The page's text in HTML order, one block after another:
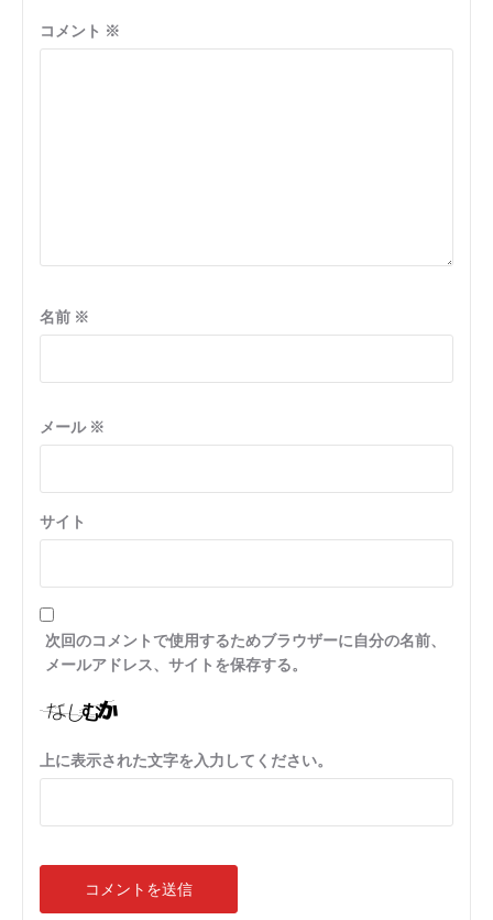
コメント ※
名前 ※
メール ※
サイト
次回のコメントで使用するためブラウザーに自分の名前、
メールアドレス、サイトを保存する。
上に表示された文字を入力してください。